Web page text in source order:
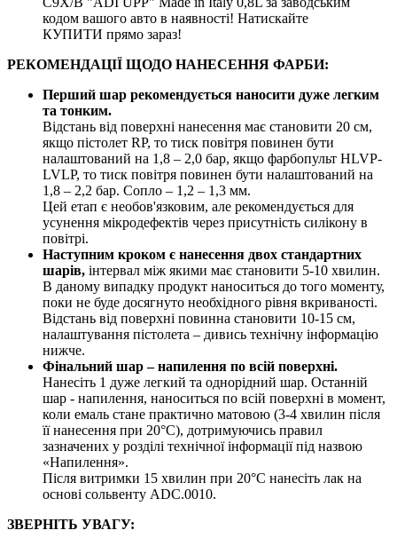
кодом вашого авто в наявності! Натискайте
КУПИТИ прямо зараз!
РЕКОМЕНДАЦІЇ ЩОДО НАНЕСЕННЯ ФАРБИ:
Перший шар рекомендується наносити дуже легким
та тонким.
Відстань від поверхні нанесення має становити 20 см,
якщо пістолет RP, то тиск повітря повинен бути
налаштований на 1,8 – 2,0 бар, якщо фарбопульт HLVP-
LVLP, то тиск повітря повинен бути налаштований на
1,8 – 2,2 бар. Сопло – 1,2 – 1,3 мм.
Цей етап є необов'язковим, але рекомендується для
усунення мікродефектів через присутність силікону в
повітрі.
Наступним кроком є нанесення двох стандартних
шарів, інтервал між якими має становити 5-10 хвилин.
В даному випадку продукт наноситься до того моменту,
поки не буде досягнуто необхідного рівня вкриваності.
Відстань від поверхні повинна становити 10-15 см,
налаштування пістолета – дивись технічну інформацію
нижче.
Фінальний шар – напилення по всій поверхні.
Нанесіть 1 дуже легкий та однорідний шар. Останній
шар - напилення, наноситься по всій поверхні в момент,
коли емаль стане практично матовою (3-4 хвилин після
її нанесення при 20°C), дотримуючись правил
зазначених у розділі технічної інформації під назвою
«Напилення».
Після витримки 15 хвилин при 20°C нанесіть лак на
основі сольвенту ADC.0010.
ЗВЕРНІТЬ УВАГУ: